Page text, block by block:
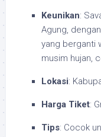
Keunikan:
Agung,
yang berganti
musim hujan,
Lokasi:
Harga Tiket:
Tips: Cocok